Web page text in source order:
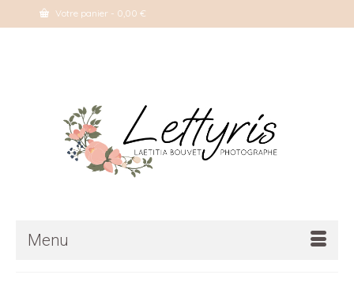
Votre panier - 0,00 €
Menu